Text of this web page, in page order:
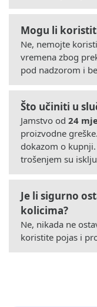
Mogu li
Ne, nemojte
vremena zbog
pod nadzorom i
Što učiniti u
Jamstvo od 24
proizvodne
dokazom o
trošenjem su
Je li sigurno
kolicima?
Ne, nikada ne
koristite pojas i